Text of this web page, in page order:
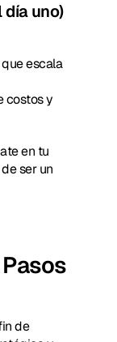
día uno)
escala
costos y
en tu
ser un
de